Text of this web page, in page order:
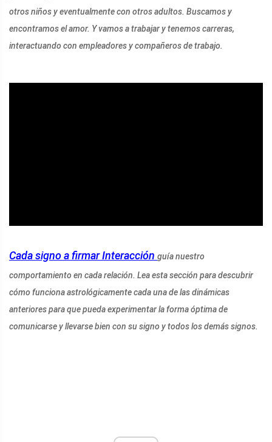
otros niños y eventualmente con otros adultos. Buscamos y
encontramos el amor. Y vamos a trabajar y tenemos carreras,
interactuando con empleadores y compañeros de trabajo.
Cada signo a firmarInteracción guía nuestro
comportamiento en cada relación. Lea esta sección para descubrir
cómo funciona astrológicamente cada una de las dinámicas
anteriores para que pueda experimentar la forma óptima de
comunicarse y llevarse bien con su signo y todos los demás signos.